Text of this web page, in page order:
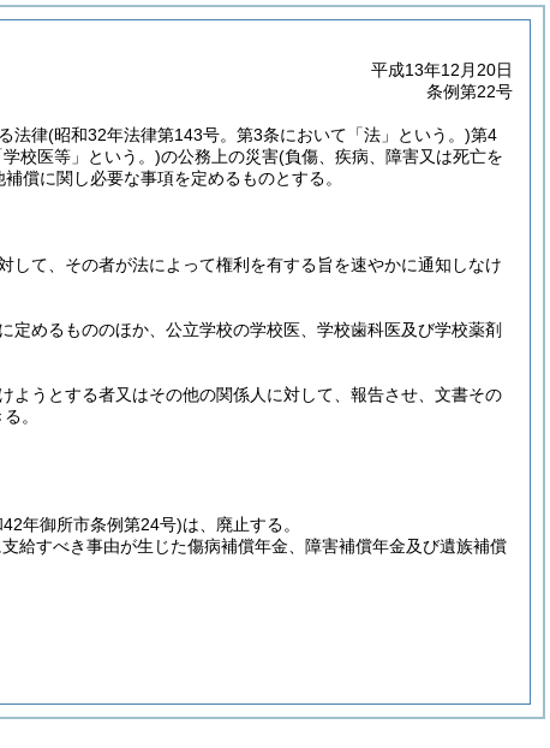
平成13年12月20日
条例第22号
法律(昭和32年法律第143号。第3条において「法」という。)第4
校医等」という。)の公務上の災害(負傷、疾病、障害又は死亡を
償に関し必要な事項を定めるものとする。
て、その者が法によって権利を有する旨を速やかに通知しなけ
に定めるもののほか、公立学校の学校医、学校歯科医及び学校薬剤
うとする者又はその他の関係人に対して、報告させ、文書その
。
年御所市条例第24号)は、廃止する。
給すべき事由が生じた傷病補償年金、障害補償年金及び遺族補償